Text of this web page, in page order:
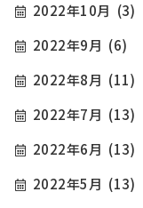
2022年10月 (3)
2022年9月 (6)
2022年8月 (11)
2022年7月 (13)
2022年6月 (13)
2022年5月 (13)